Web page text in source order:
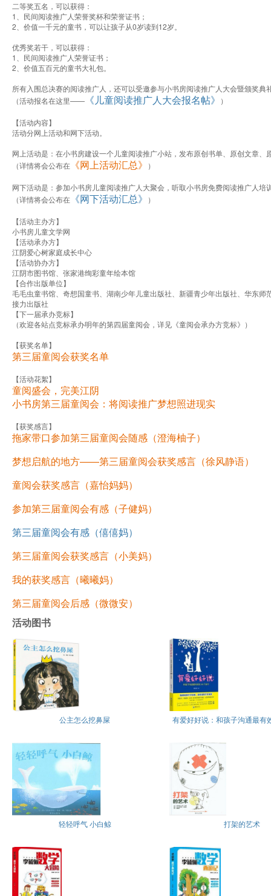
二等奖五名，可以获得：
1、民间阅读推广人荣誉奖杯和荣誉证书；
2、价值一千元的童书，可以让孩子从0岁读到12岁。
优秀奖若干，可以获得：
1、民间阅读推广人荣誉证书；
2、价值五百元的童书大礼包。
所有入围总决赛的阅读推广人，还可以受邀参与小书房阅读推广人大会暨颁奖
（活动报名在这里—— 《儿童阅读推广人大会报名帖》 ）
【活动内容】
活动分网上活动和网下活动。
网上活动是：在小书房建设一个儿童阅读推广小站，发布原创书单、原创文章、
（详情将会公布在 《网上活动汇总》 ）
网下活动是：参加小书房儿童阅读推广人大聚会，听取小书房免费阅读推广人
（详情将会公布在 《网下活动汇总》 ）
【活动主办方】
小书房儿童文学网
【活动承办方】
江阴爱心树家庭成长中心
【活动协办方】
江阴市图书馆、张家港绚彩童年绘本馆
【合作出版单位】
毛毛虫童书馆、奇想国童书、湖南少年儿童出版社、新疆青少年出版社、华东
接力出版社
【下一届承办竞标】
（欢迎各站点竞标承办明年的第四届童阅会，详见《童阅会承办方竞标》）
【获奖名单】
第三届童阅会获奖名单
【活动花絮】
童阅盛会，完美江阴
小书房第三届童阅会：将阅读推广梦想照进现实
【获奖感言】
拖家带口参加第三届童阅会随感（澄海柚子）
梦想启航的地方——第三届童阅会获奖感言（徐风静语）
童阅会获奖感言（嘉怡妈妈）
参加第三届童阅会有感（子健妈）
第三届童阅会有感（僖僖妈）
第三届童阅会获奖感言（小美妈）
我的获奖感言（曦曦妈）
第三届童阅会后感（微微安）
活动图书
公主怎么挖鼻屎 有爱好好说：和孩子沟通最有
轻轻呼气 小白鲸 打架的艺术